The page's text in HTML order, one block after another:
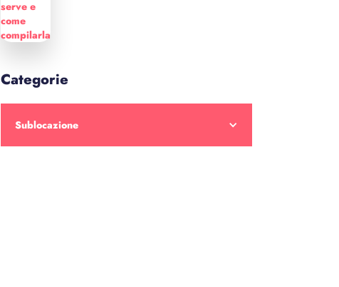
Categorie
Sublocazione